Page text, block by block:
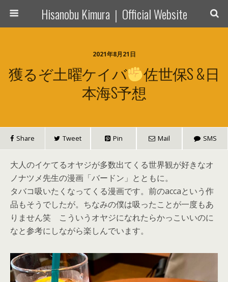
Hisanobu Kimura｜Official Website
2021年8月21日
獲るぞ土曜ケイバ
佐世保S &日
本海S予想
Share Tweet Pin Mail SMS
大人のイケてるオヤジが多数出てくる世界観が好きなオ
ノナツメ先生の漫画「バードン」とともに。
タバコ吸いたくなってくる漫画です。前のaccaという作
品もそうでしたが。ちなみの僕は吸ったことが一度もあ
りません笑 こういうオヤジになれたらかっこいいのに
なと参考にしながら楽しんでいます。